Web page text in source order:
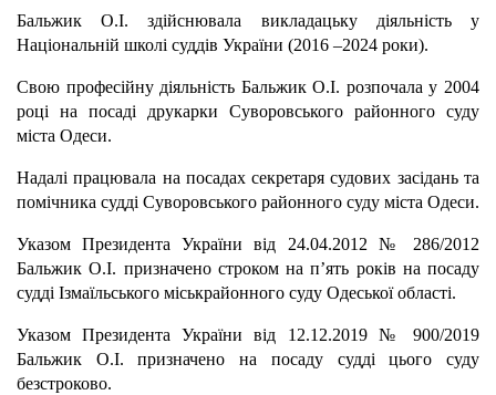
Бальжик О.І. здійснювала викладацьку діяльність у
Національній школі суддів України (2016 –2024 роки).
Свою професійну діяльність Бальжик О.І. розпочала у 2004
році на посаді друкарки Суворовського районного суду
міста Одеси.
Надалі працювала на посадах секретаря судових засідань та
помічника судді Суворовського районного суду міста Одеси.
Указом Президента України від 24.04.2012 № 286/2012
Бальжик О.І. призначено строком на п’ять років на посаду
судді Ізмаїльського міськрайонного суду Одеської області.
Указом Президента України від 12.12.2019 № 900/2019
Бальжик О.І. призначено на посаду судді цього суду
безстроково.